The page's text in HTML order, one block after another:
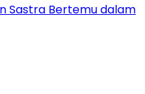
Sastra Bertemu dalam